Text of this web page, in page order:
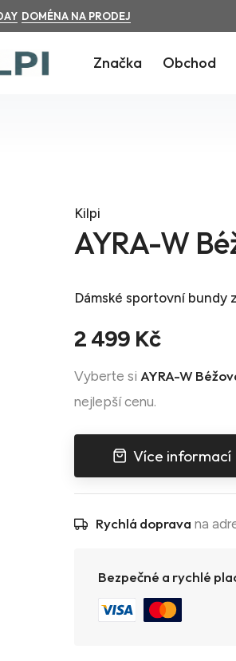
DOMÉNA NA PRODEJ
Značka Obchod
Kilpi
AYRA-W
Dámské sportovní bundy
2 499 Kč
Vyberte si AYRA-W
nejlepší cenu.
Více informací
Rychlá doprava na
Bezpečné a rychlé